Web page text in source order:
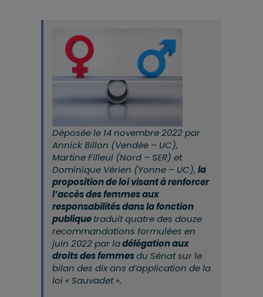
Déposée le 14 novembre 2022 par
Annick Billon (Vendée – UC),
Martine Filleul (Nord – SER) et
Dominique Vérien (Yonne – UC), la
proposition de loi visant à renforcer
l’accès des femmes aux
responsabilités dans la fonction
publiquetraduit quatre des douze
recommandations formulées en
juin 2022 par ladélégation aux
droits des femmesdu Sénat sur le
bilan des dix ans d’application de la
loi « Sauvadet ».